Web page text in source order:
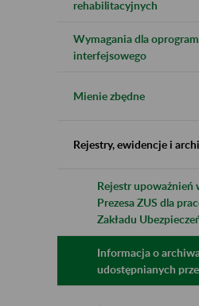
rehabilitacyjnych
Wymagania dla
interfejsowego
Mienie zbędne
Rejestry, ewidencje i
Rejestr upoważnień
Prezesa ZUS dla
Zakładu
Informacja o
udostępnianych